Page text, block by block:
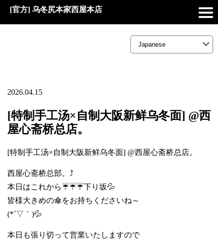
[官方] 乌冬尻本家西屋本店
2026.04.15
[特制手工汤×自制大阪新鲜乌冬面] @西
屋心斋桥总店。
[特制手工汤×自制大阪新鲜乌冬面] @西屋心斋桥总店。
西屋心斋桥总部。⤴️
本日はこれから☔☔☔下り坂💦
皆様大きめの傘をお持ちくださいね～
(*´▽｀)💦
本日も張り切って営業いたしますので